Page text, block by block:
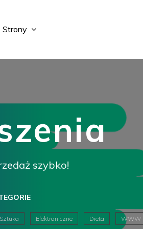
Strony
szybko!
Sztuka Elektroniczne Dieta WWW